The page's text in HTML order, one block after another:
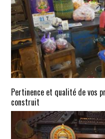
Pertinence et qualité de vos
construit